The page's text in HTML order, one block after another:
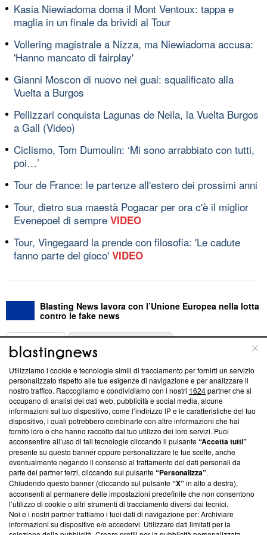
Kasia Niewiadoma doma il Mont Ventoux: tappa e
maglia in un finale da brividi al Tour
Vollering magistrale a Nizza, ma Niewiadoma accusa:
'Hanno mancato di fairplay'
Gianni Moscon di nuovo nei guai: squalificato alla
Vuelta a Burgos
Pellizzari conquista Lagunas de Neila, la Vuelta Burgos
a Gall (Video)
Ciclismo, Tom Dumoulin: ‘Mi sono arrabbiato con tutti,
poi…’
Tour de France: le partenze all'estero dei prossimi anni
Tour, dietro sua maestà Pogacar per ora c'è il miglior
Evenepoel di sempre VIDEO
Tour, Vingegaard la prende con filosofia: 'Le cadute
fanno parte del gioco' VIDEO
Blasting News lavora con l’Unione Europea nella lotta
contro le fake news
ABOUT
Questa sezione offre informazioni trasparenti su Blasting
News, sui nostri processi editoriali e su come ci impegniamo a
creare news di qualità. Inoltre, afferma la nostra aderenza a
‘Trust Project - News with Integrity’Blasting News non è
ancora membro del programma, ma ha richiesto di farne
parte; Trust Project non ha ancora effettuato una verifica di
conformità agli standard.
Su di noi
Team editoriale
Corporate
Utilizziamo i cookie e tecnologie simili di tracciamento per fornirti un servizio
personalizzato rispetto alle tue esigenze di navigazione e per analizzare il
nostro traffico. Raccogliamo e condividiamo con i nostri 1624partner che si
occupano di analisi dei dati web, pubblicità e social media, alcune
informazioni sul tuo dispositivo, come l’indirizzo IP e le caratteristiche del tuo
dispositivo, i quali potrebbero combinarle con altre informazioni che hai
fornito loro o che hanno raccolto dal tuo utilizzo dei loro servizi. Puoi
acconsentire all’uso di tali tecnologie cliccando il pulsante“Accetta tutti”
presente su questo banner oppure personalizzare le tue scelte, anche
eventualmente negando il consenso al trattamento dei dati personali da
parte dei partner terzi, cliccando sul pulsante“Personalizza”.
Chiudendo questo banner (cliccando sul pulsante“X”in alto a destra),
acconsenti al permanere delle impostazioni predefinite che non consentono
l’utilizzo di cookie o altri strumenti di tracciamento diversi dai tecnici.
Noi e i nostri partner trattiamo i tuoi dati di navigazione per: Archiviare
informazioni su dispositivo e/o accedervi. Utilizzare dati limitati per la